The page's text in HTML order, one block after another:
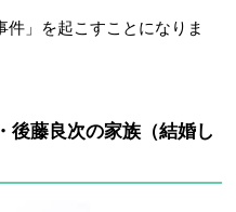
」を起こすことになりま
後藤良次の家族（結婚し